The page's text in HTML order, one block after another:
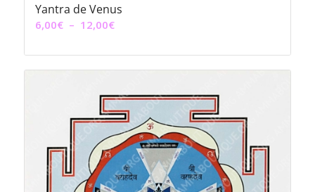
Yantra de Venus
6,00€ – 12,00€Plage
prix :
6,00€
à
12,00€